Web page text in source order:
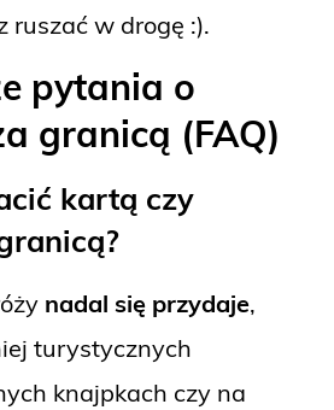
ruszać w drogę :).
pytania o
granicą (FAQ)
kartą czy
nadal się przydaje,
turystycznych
knajpkach czy na